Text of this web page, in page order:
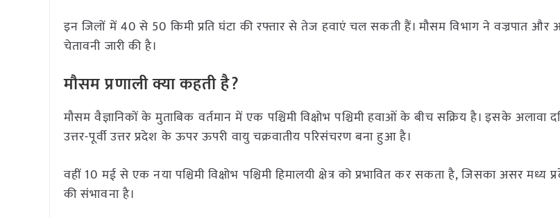
इन जिलों में 40 से 50 किमी प्रति घंटा की रफ्तार से तेज हवाएं चल सकती हैं। मौसम विभाग ने वज्रपात
चेतावनी जारी की है।
मौसम प्रणाली क्या कहती है?
मौसम वैज्ञानिकों के मुताबिक वर्तमान में एक पश्चिमी विक्षोभ पश्चिमी हवाओं के बीच सक्रिय है। इसके अलावा
उत्तर-पूर्वी उत्तर प्रदेश के ऊपर ऊपरी वायु चक्रवातीय परिसंचरण बना हुआ है।
वहीं 10 मई से एक नया पश्चिमी विक्षोभ पश्चिमी हिमालयी क्षेत्र को प्रभावित कर सकता है, जिसका असर
की संभावना है।